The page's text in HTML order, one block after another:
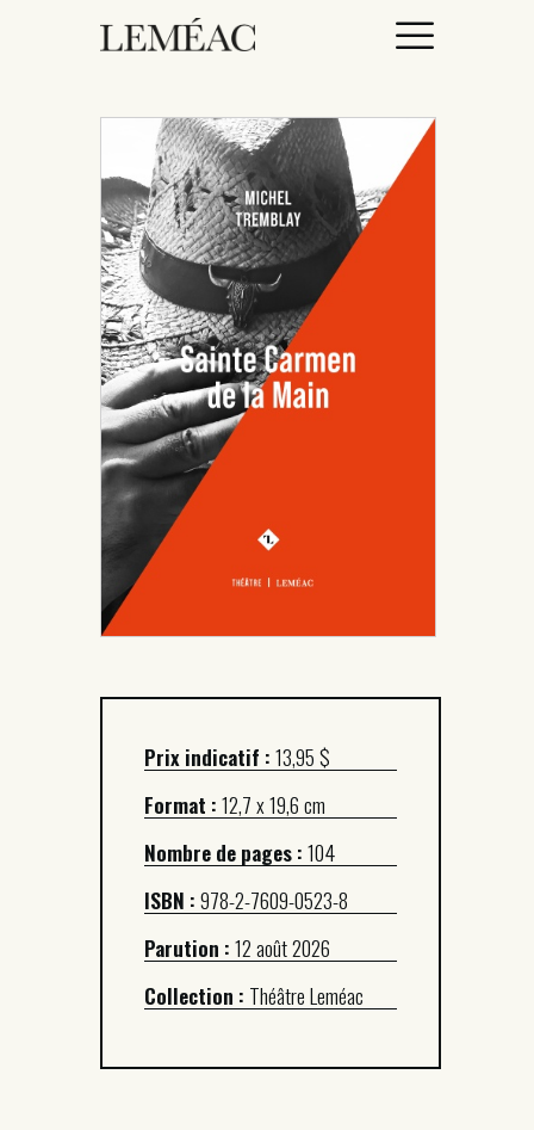
ACCUEIL
CATALOGUE
AUTEURICES
DROITS / RIGHTS
À PROPOS
Prix indicatif :13,95 $
Format :12,7 x 19,6 cm
Nombre de pages :104
ISBN :978-2-7609-0523-8
Parution :12 août 2026
Collection : Théâtre Leméac